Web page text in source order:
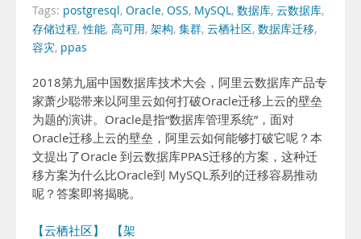
Tags: postgresql, Oracle, OSS, MySQL, 数据库, 云数据库,
存储过程,性能, 高可用, 架构, 集群, 云栖社区, 数据库迁移,
容灾, ppas
2018第九届中国数据库技术大会，阿里云数据库产品专
家萧少聪带来以阿里云如何打破Oracle迁移上云的壁垒
为题的演讲。Oracle是指“数据库管理系统”，面对
Oracle迁移上云的壁垒，阿里云如何能够打破它呢？本
文提出了Oracle 到云数据库PPAS迁移的方案，这种迁
移方案为什么比Oracle到 MySQL系列的迁移容易推动
呢？答案即将揭晓。
【云栖社区】
【架